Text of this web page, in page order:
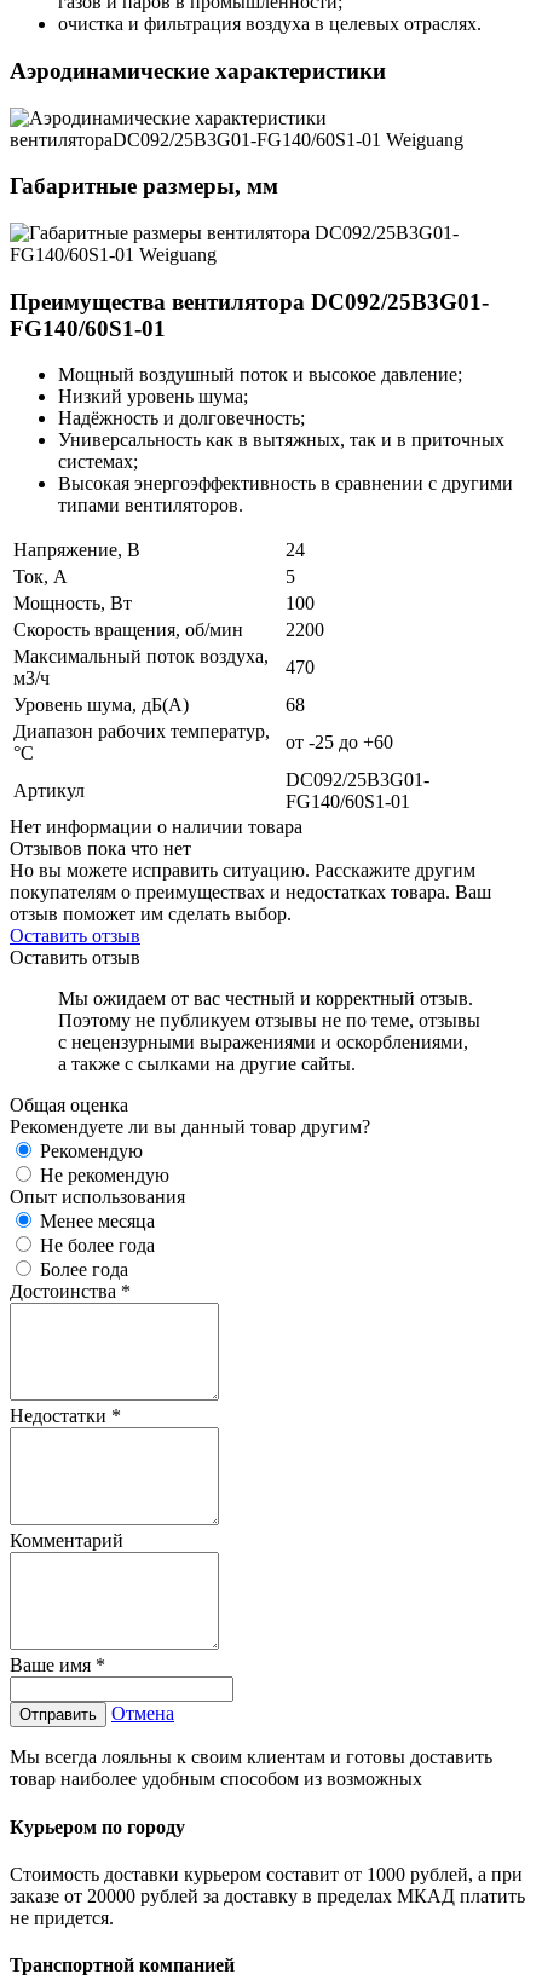
очистка и фильтрация воздуха в целевых отраслях.
Аэродинамические характеристики
Габаритные размеры, мм
Преимущества вентилятора DC092/25B3G01-
FG140/60S1-01
Мощный воздушный поток и высокое давление;
Низкий уровень шума;
Надёжность и долговечность;
Универсальность как в вытяжных, так и в приточных
системах;
Высокая энергоэффективность в сравнении с другими
типами вентиляторов.
Напряжение, В
24
Ток, А
5
Мощность, Вт
100
Скорость вращения, об/мин
2200
Максимальный поток воздуха,
м3/ч
470
Уровень шума, дБ(А)
68
Диапазон рабочих температур,
°C
от -25 до +60
Артикул
DC092/25B3G01-
FG140/60S1-01
Нет информации о наличии товара
Отзывов пока что нет
Но вы можете исправить ситуацию. Расскажите другим
покупателям о преимуществах и недостатках товара. Ваш
отзыв поможет им сделать выбор.
Оставить отзыв
Оставить отзыв
Мы ожидаем от вас честный и корректный отзыв.
Поэтому не публикуем отзывы не по теме, отзывы
с нецензурными выражениями и оскорблениями,
а также с сылками на другие сайты.
Общая оценка
Рекомендуете ли вы данный товар другим?
Рекомендую
Не рекомендую
Опыт использования
Менее месяца
Не более года
Более года
Достоинства *
Недостатки *
Комментарий
Ваше имя *
Отправить Отмена
Мы всегда лояльны к своим клиентам и готовы доставить
товар наиболее удобным способом из возможных
Курьером по городу
Стоимость доставки курьером составит от 1000 рублей, а при
заказе от 20000 рублей за доставку в пределах МКАД платить
не придется.
Транспортной компанией